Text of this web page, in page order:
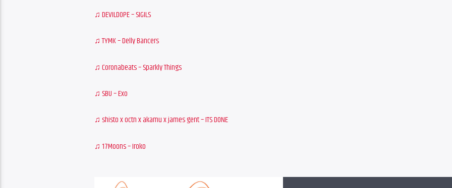
♫ DEVILDOPE – SIGILS
♫ TYMK – Delly Bancers
♫ Coronabeats – Sparkly Things
♫ SBU – Exo
♫ shisto x octn x akamu x james gent – ITS DONE
♫ 17Moons – Iroko